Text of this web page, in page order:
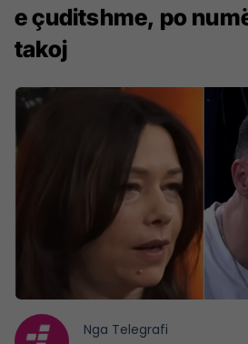
e çuditshme, po
takoj
Nga Telegrafi